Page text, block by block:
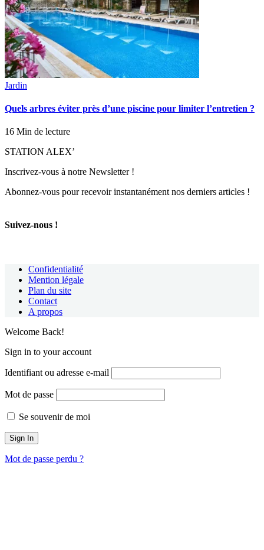
Jardin
Quels arbres éviter près d’une piscine pour limiter l’entretien ?
16 Min de lecture
STATION ALEX’
Inscrivez-vous à notre Newsletter !
Abonnez-vous pour recevoir instantanément nos derniers articles !
Suivez-nous !
Confidentialité
Mention légale
Plan du site
Contact
A propos
Welcome Back!
Sign in to your account
Identifiant ou adresse e-mail
Mot de passe
Se souvenir de moi
Mot de passe perdu ?